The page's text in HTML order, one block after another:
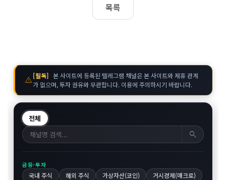
목록
warning[필독] 본 사이트에 등록된 텔레그램 채널은 본 사이트와 제휴 관계
가 없으며, 투자 권유와 무관합니다. 이용에 주의하시기 바랍니다.
전체
search
금융·투자
국내 주식 해외 주식 가상자산(코인)
거시경제(매크로)